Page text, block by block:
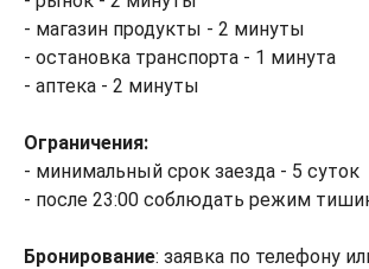
- магазин продукты - 2 минуты
- остановка транспорта - 1 минута
- аптека - 2 минуты
Ограничения:
- минимальный срок заезда - 5 суток
- после 23:00 соблюдать режим
Бронирование: заявка по телефону